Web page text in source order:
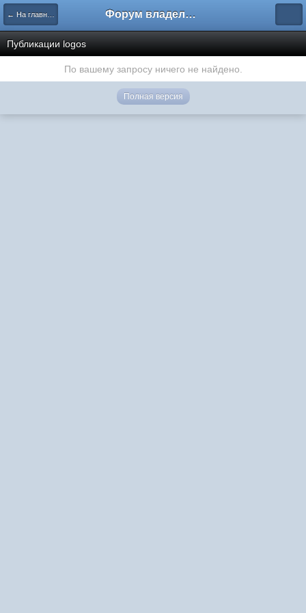
← На главную Форум владельцев интернет-магазинов
Публикации logos
По вашему запросу ничего не найдено.
Полная версия